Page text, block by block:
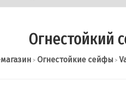
Огнестойкий
> Огнестойкие сейфы >